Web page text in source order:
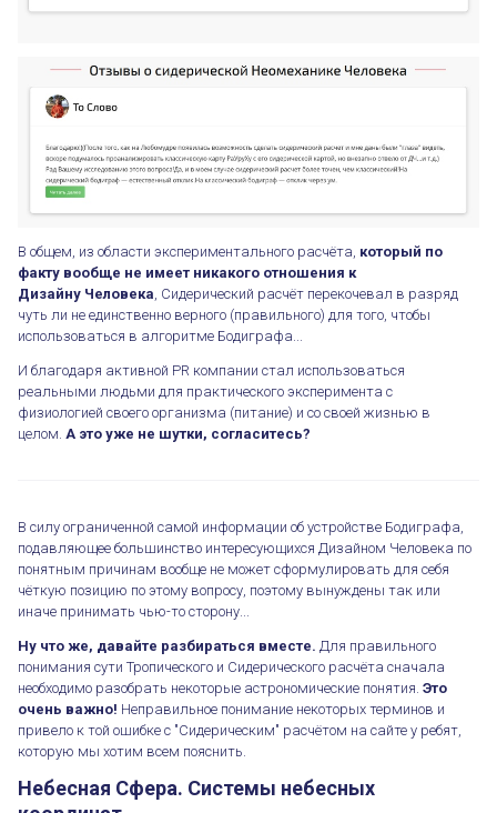
В общем, из области экспериментального расчёта, который по
факту вообще не имеет никакого отношения к
Дизайну Человека , Сидерический расчёт перекочевал в разряд
чуть ли не единственно верного (правильного) для того, чтобы
использоваться в алгоритме Бодиграфа...
И благодаря активной PR компании стал использоваться
реальными людьми для практического эксперимента с
физиологией своего организма (питание) и со своей жизнью в
целом. А это уже не шутки, согласитесь?
В силу ограниченной самой информации об устройстве Бодиграфа,
подавляющее большинство интересующихся Дизайном Человека по
понятным причинам вообще не может сформулировать для себя
чёткую позицию по этому вопросу, поэтому вынуждены так или
иначе принимать чью-то сторону...
Ну что же, давайте разбираться вместе. Для правильного
понимания сути Тропического и Сидерического расчёта сначала
необходимо разобрать некоторые астрономические понятия. Это
очень важно! Неправильное понимание некоторых терминов и
привело к той ошибке с "Сидерическим" расчётом на сайте у ребят,
которую мы хотим всем пояснить.
Небесная Сфера. Системы небесных